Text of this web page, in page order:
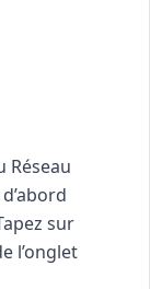
Réseau
sur
l’onglet